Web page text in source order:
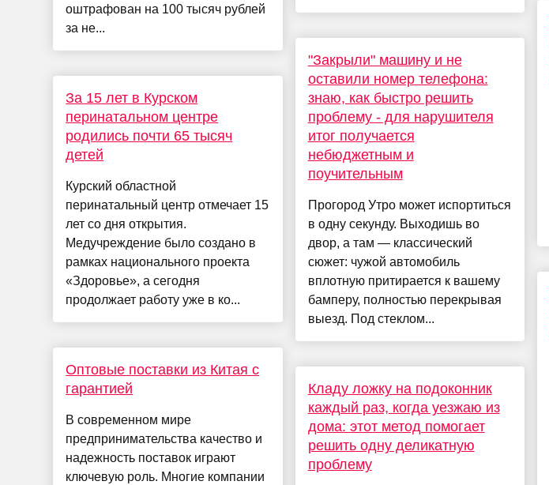
оштрафован на 100 тысяч рублей
за не...
За 15 лет в Курском
перинатальном центре
родились почти 65 тысяч
детей
Курский областной
перинатальный центр отмечает 15
лет со дня открытия.
Медучреждение было создано в
рамках национального проекта
«Здоровье», а сегодня
продолжает работу уже в ко...
Оптовые поставки из Китая с
гарантией
В современном мире
предпринимательства качество и
надежность поставок играют
ключевую роль. Многие компании
"Закрыли" машину и не
оставили номер телефона:
знаю, как быстро решить
проблему - для нарушителя
итог получается
небюджетным и
поучительным
Прогород Утро может испортиться
в одну секунду. Выходишь во
двор, а там — классический
сюжет: чужой автомобиль
вплотную притирается к вашему
бамперу, полностью перекрывая
выезд. Под стеклом...
Кладу ложку на подоконник
каждый раз, когда уезжаю из
дома: этот метод помогает
решить одну деликатную
проблему